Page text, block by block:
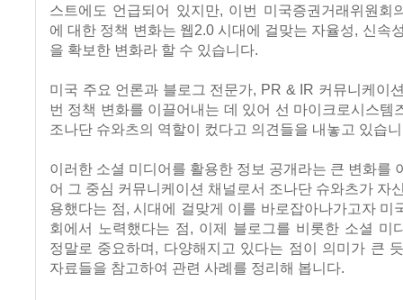
스트에도 언급되어 있지만, 이번 미국증권거래위원회
에 대한 정책 변화는 웹2.0 시대에 걸맞는 자율성, 신속
을 확보한 변화라 할 수 있습니다.
미국 주요 언론과 블로그 전문가, PR & IR 커뮤니케이
번 정책 변화를 이끌어내는 데 있어 선 마이크로시스템
조나단 슈와츠의 역할이 컸다고 의견들을 내놓고 있습
이러한 소셜 미디어를 활용한 정보 공개라는 큰 변화를
어 그 중심 커뮤니케이션 채널로서 조나단 슈와츠가 자
용했다는 점, 시대에 걸맞게 이를 바로잡아나가고자 미
회에서 노력했다는 점, 이제 블로그를 비롯한 소셜 미
정말로 중요하며, 다양해지고 있다는 점이 의미가 큰
자료들을 참고하여 관련 사례를 정리해 봅니다.